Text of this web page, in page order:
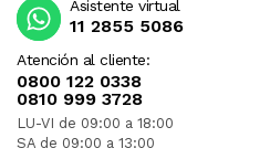
Atención al cliente:
0800 122 0338
0810 999 3728
LU-VI de 09:00 a 18:00
SA de 09:00 a 13:00
Asistente virtual
11 2855 5086